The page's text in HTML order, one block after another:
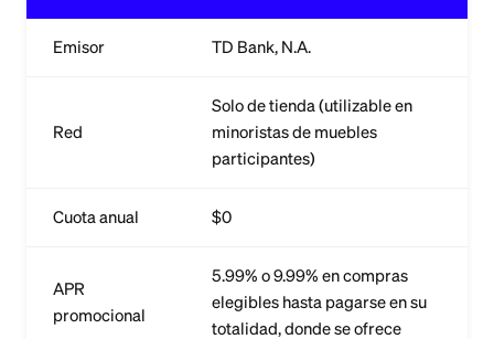
Emisor TD Bank, N.A.
Red
Solo de tienda (utilizable en
minoristas de muebles
participantes)
Cuota anual $0
APR
promocional
5.99% o 9.99% en compras
elegibles hasta pagarse en su
totalidad, donde se ofrece